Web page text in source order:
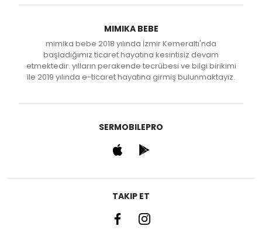
MIMIKA BEBE
mimika bebe 2018 yılında İzmir Kemeraltı'nda
başladığımız ticaret hayatına kesintisiz devam
etmektedir. yılların perakende tecrübesi ve bilgi birikimi
ile 2019 yılında e-ticaret hayatına girmiş bulunmaktayız.
SERMOBILEPRO
TAKIP ET